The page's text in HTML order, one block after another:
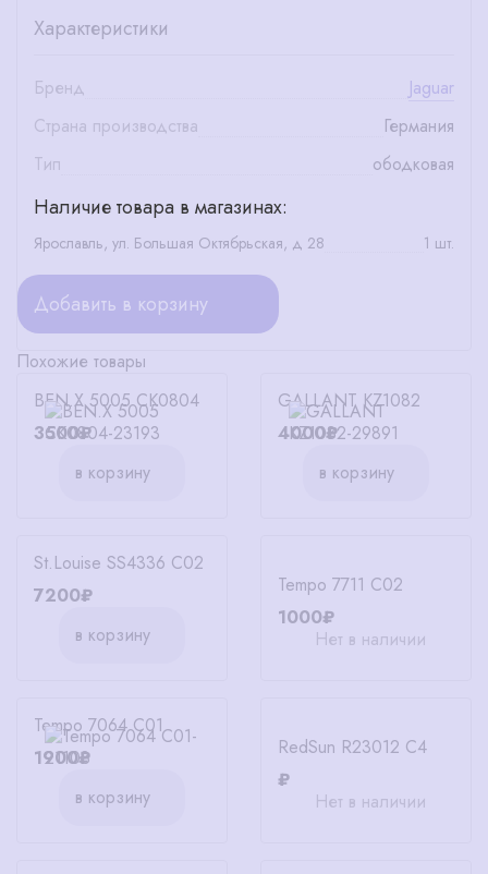
Характеристики
Бренд
Jaguar
Страна производства
Германия
Тип
ободковая
Наличие товара в магазинах:
Ярославль, ул. Большая Октябрьская, д 28 1 шт.
Добавить в корзину
Похожие товары
BEN.X 5005 CK0804
3500₽
в корзину
GALLANT KZ1082
4000₽
в корзину
St.Louise SS4336 C02
7200₽
в корзину
Tempo 7711 С02
1000₽
Нет в наличии
Tempo 7064 C01
1900₽
в корзину
RedSun R23012 C4
₽
Нет в наличии